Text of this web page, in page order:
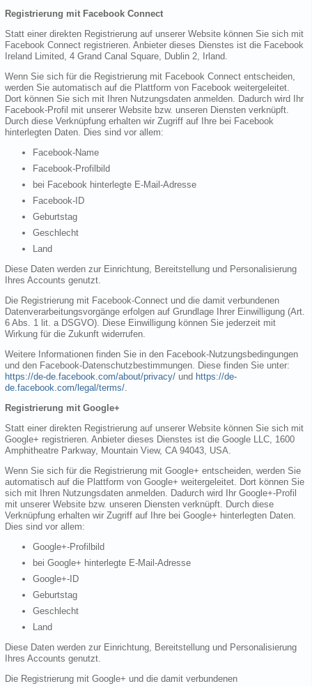
Registrierung mit Facebook Connect
Statt einer direkten Registrierung auf unserer Website können Sie sich mit
Facebook Connect registrieren. Anbieter dieses Dienstes ist die Facebook
Ireland Limited, 4 Grand Canal Square, Dublin 2, Irland.
Wenn Sie sich für die Registrierung mit Facebook Connect entscheiden,
werden Sie automatisch auf die Plattform von Facebook weitergeleitet.
Dort können Sie sich mit Ihren Nutzungsdaten anmelden. Dadurch wird Ihr
Facebook-Profil mit unserer Website bzw. unseren Diensten verknüpft.
Durch diese Verknüpfung erhalten wir Zugriff auf Ihre bei Facebook
hinterlegten Daten. Dies sind vor allem:
Facebook-Name
Facebook-Profilbild
bei Facebook hinterlegte E-Mail-Adresse
Facebook-ID
Geburtstag
Geschlecht
Land
Diese Daten werden zur Einrichtung, Bereitstellung und Personalisierung
Ihres Accounts genutzt.
Die Registrierung mit Facebook-Connect und die damit verbundenen
Datenverarbeitungsvorgänge erfolgen auf Grundlage Ihrer Einwilligung (Art.
6 Abs. 1 lit. a DSGVO). Diese Einwilligung können Sie jederzeit mit
Wirkung für die Zukunft widerrufen.
Weitere Informationen finden Sie in den Facebook-Nutzungsbedingungen
und den Facebook-Datenschutzbestimmungen. Diese finden Sie unter:
https://de-de.facebook.com/about/privacy/ und https://de-
de.facebook.com/legal/terms/.
Registrierung mit Google+
Statt einer direkten Registrierung auf unserer Website können Sie sich mit
Google+ registrieren. Anbieter dieses Dienstes ist die Google LLC, 1600
Amphitheatre Parkway, Mountain View, CA 94043, USA.
Wenn Sie sich für die Registrierung mit Google+ entscheiden, werden Sie
automatisch auf die Plattform von Google+ weitergeleitet. Dort können Sie
sich mit Ihren Nutzungsdaten anmelden. Dadurch wird Ihr Google+-Profil
mit unserer Website bzw. unseren Diensten verknüpft. Durch diese
Verknüpfung erhalten wir Zugriff auf Ihre bei Google+ hinterlegten Daten.
Dies sind vor allem:
Google+-Profilbild
bei Google+ hinterlegte E-Mail-Adresse
Google+-ID
Geburtstag
Geschlecht
Land
Diese Daten werden zur Einrichtung, Bereitstellung und Personalisierung
Ihres Accounts genutzt.
Die Registrierung mit Google+ und die damit verbundenen